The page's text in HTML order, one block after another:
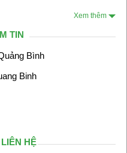
Xem thêm
TIN
Bình
Binh
HỆ